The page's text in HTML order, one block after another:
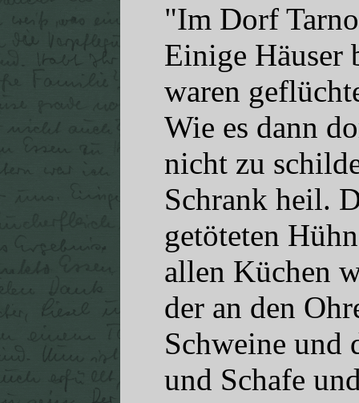
"Im Dorf
Einige Häuser
waren
Wie es dann
nicht zu
Schrank heil.
getöteten
allen Küchen
der an den
Schweine und
und Schafe